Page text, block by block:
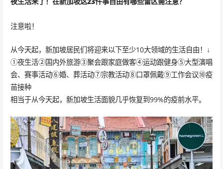
注意啦！
从今天起，新加坡居民们将迎来以下至少10大领域的生活自由！↓
①夜生活②国内外旅游③聚会跟家庭做客④运动跟健身⑤大型演唱
会、赛事活动⑥婚、葬活动⑦宗教活动⑧口罩佩戴⑨工作会议⑩疫
苗接种
相当于从今天起，新加坡生活面貌几乎恢复到99%的疫前水平。